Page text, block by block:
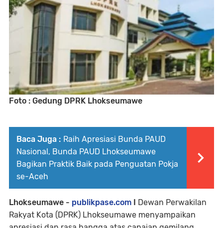
Foto : Gedung DPRK Lhokseumawe
Baca Juga : Raih Apresiasi Bunda PAUD
Nasional, Bunda PAUD Lhokseumawe
Bagikan Praktik Baik pada Penguatan Pokja
se-Aceh
Lhokseumawe - publikpase.com I Dewan Perwakilan
Rakyat Kota (DPRK) Lhokseumawe menyampaikan